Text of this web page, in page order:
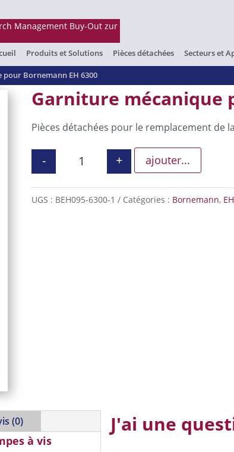
Produits et Solutions Pièces détachées Secteurs et
Bornemann EH 6300
Garniture mécanique
Pièces détachées pour le remplacement de
quantité de Garniture
- + ajouter...
UGS : BEH095-6300-1 Catégories : Bornemann,
(0)
à vis
J'ai une